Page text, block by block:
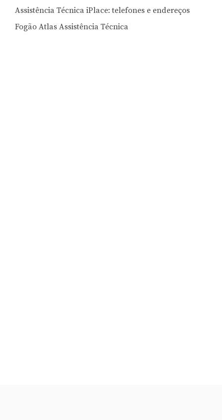
Assistência Técnica iPlace: telefones e endereços
Fogão Atlas Assistência Técnica